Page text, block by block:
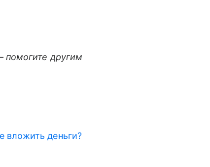
помогите другим
вложить деньги?